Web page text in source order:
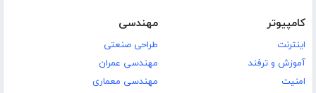
کامپیوتر
اینترنت
آموزش و ترفند
امنیت
مهندسی
طراحی صنعتی
مهندسی عمران
مهندسی معماری